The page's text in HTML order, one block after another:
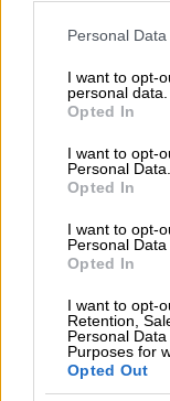
Please note that
not limited to your
grant or deny
use your data for
consent section.
Personal
I want to opt-
personal data.
Opted In
I want to opt-
Personal Data.
Opted In
I want to opt-
Personal Data
Opted In
I want to opt-
Retention,
Personal
Purposes for
Opted Out
σε θέση να
εναλλακτικά.
να μιλήσει
ίδια έγινε
πυροδότησε
της απέναντι
να ξεφύγει,
αγόρι.Όμως,
Torres στη
2022, όταν οι
από τη
από τις